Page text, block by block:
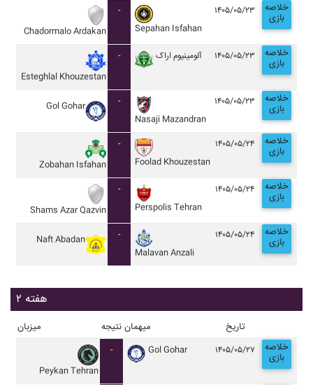
Chadormalo Ardakan
-
Sepahan Isfahan
۱۴۰۵/۰۵/۲۳ خلاصه
بازی
Esteghlal Khouzestan
- آلومينيوم اراک ۱۴۰۵/۰۵/۲۳ خلاصه
بازی
Gol Gohar
-
Nasaji Mazandran
۱۴۰۵/۰۵/۲۳ خلاصه
بازی
Zobahan Isfahan
-
Foolad Khouzestan
۱۴۰۵/۰۵/۲۴ خلاصه
بازی
Shams Azar Qazvin
-
Perspolis Tehran
۱۴۰۵/۰۵/۲۴ خلاصه
بازی
Naft Abadan
-
Malavan Anzali
۱۴۰۵/۰۵/۲۴ خلاصه
بازی
هفته ۲
میزبان نتیجه میهمان تاریخ
Peykan Tehran
- Gol Gohar ۱۴۰۵/۰۵/۲۷ خلاصه
بازی